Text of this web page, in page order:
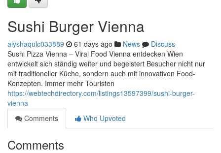
Sushi Burger Vienna
alyshaqulc033889 61 days ago News
Discuss
Sushi Pizza Vienna – Viral Food Vienna entdecken Wien
entwickelt sich ständig weiter und begeistert Besucher nicht nur
mit traditioneller Küche, sondern auch mit innovativen Food-
Konzepten. Immer mehr Touristen
https://webtechdirectory.com/listings13597399/sushi-burger-
vienna
Comments
Who Upvoted
Comments